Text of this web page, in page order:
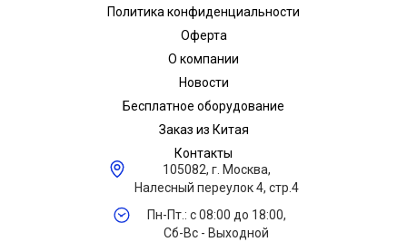
Политика конфиденциальности
Оферта
О компании
Новости
Бесплатное оборудование
Заказ из Китая
Контакты
105082, г. Москва,
Налесный переулок 4, стр.4
Пн-Пт.: с 08:00 до 18:00,
Сб-Вс - Выходной